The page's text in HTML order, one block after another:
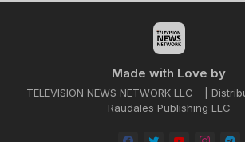
Made with Love by
TELEVISION NEWS NETWORK LLC - |
Raudales Publishing LLC